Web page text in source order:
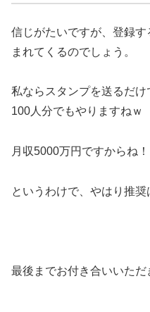
信じがたいですが、登録
まれてくるのでしょう。
私ならスタンプを送るだ
100人分でもやりますねｗ
月収5000万円ですからね！
というわけで、やはり推奨
最後までお付き合いいただ